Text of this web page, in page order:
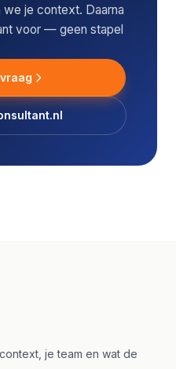
we je context. Daarna
voor — geen stapel
je team en wat de